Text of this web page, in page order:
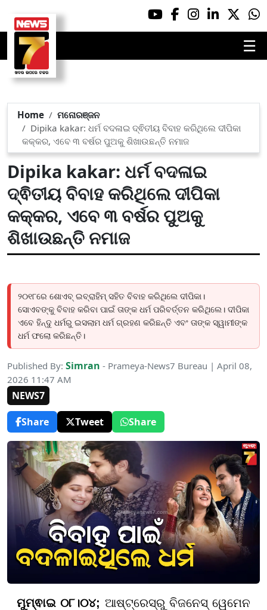
☰
Home
ମନୋରଞ୍ଜନ
Dipika kakar: ଧର୍ମ ବଦଳାଇ ଦ୍ଵିତୀୟ ବିବାହ କରିଥିଲେ ଦୀପିକା
କକ୍କର, ଏବେ ୩ ବର୍ଷର ପୁଅକୁ ଶିଖାଉଛନ୍ତି ନମାଜ
Dipika kakar: ଧର୍ମ ବଦଳାଇ
ଦ୍ଵିତୀୟ ବିବାହ କରିଥିଲେ ଦୀପିକା
କକ୍କର, ଏବେ ୩ ବର୍ଷର ପୁଅକୁ
ଶିଖାଉଛନ୍ତି ନମାଜ
୨୦୧୮ରେ ଶୋଏବ୍ ଇବ୍ରାହିମ୍ ସହିତ ବିବାହ କରିଥିଲେ ଦୀପିକା।
ସୋଏବଙ୍କୁ ବିବାହ କରିବା ପାଇଁ ତାଙ୍କ ଧର୍ମ ପରିବର୍ତ୍ତନ କରିଥିଲେ। ଦୀପିକା
ଏବେ ହିନ୍ଦୁ ଧର୍ମରୁ ଇସଲାମ ଧର୍ମ ଗ୍ରହଣ କରିଛନ୍ତି ଏବଂ ତାଙ୍କ ସ୍ୱାମୀଙ୍କ
ଧର୍ମ ଫଲୋ କରିଛନ୍ତି।
Published By: Simran - Prameya-News7 Bureau | April 08,
2026 11:47 AM
NEWS7
Share
Tweet Share
ମୁମ୍ଵାଇ ୦୮।୦୪; ଆଷ୍ଟ୍ରେସ୍‌ରୁ ବିଜନେସ୍ ୱେମେନ